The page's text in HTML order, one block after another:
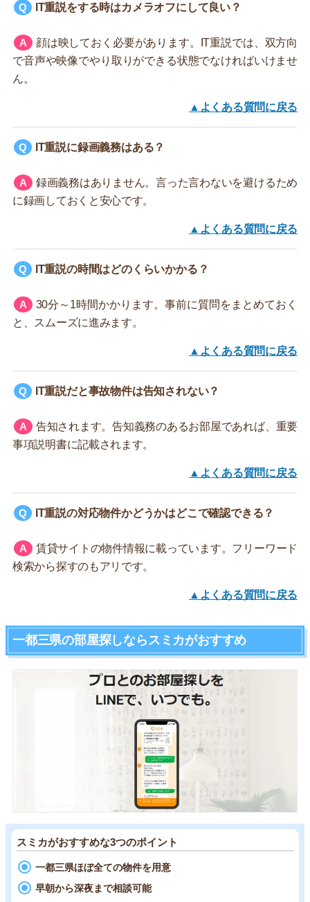
IT重説をする時はカメラオフにして良い？
顔は映しておく必要があります。IT重説では、双方向
で音声や映像でやり取りができる状態でなければいけませ
ん。
▲よくある質問に戻る
IT重説に録画義務はある？
録画義務はありません。言った言わないを避けるため
に録画しておくと安心です。
▲よくある質問に戻る
IT重説の時間はどのくらいかかる？
30分～1時間かかります。事前に質問をまとめておく
と、スムーズに進みます。
▲よくある質問に戻る
IT重説だと事故物件は告知されない？
告知されます。告知義務のあるお部屋であれば、重要
事項説明書に記載されます。
▲よくある質問に戻る
IT重説の対応物件かどうかはどこで確認できる？
賃貸サイトの物件情報に載っています。フリーワード
検索から探すのもアリです。
▲よくある質問に戻る
一都三県の部屋探しならスミカがおすすめ
スミカがおすすめな3つのポイント
一都三県ほぼ全ての物件を用意
早朝から深夜まで相談可能